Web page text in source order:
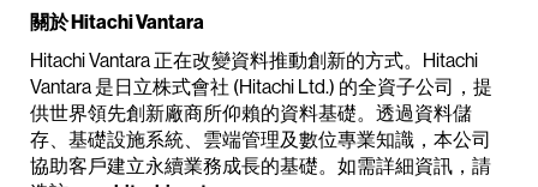
關於 Hitachi Vantara
Hitachi Vantara 正在改變資料推動創新的方式。Hitachi
Vantara 是日立株式會社 (Hitachi Ltd.) 的全資子公司，提
供世界領先創新廠商所仰賴的資料基礎。透過資料儲
存、基礎設施系統、雲端管理及數位專業知識，本公司
協助客戶建立永續業務成長的基礎。如需詳細資訊，請